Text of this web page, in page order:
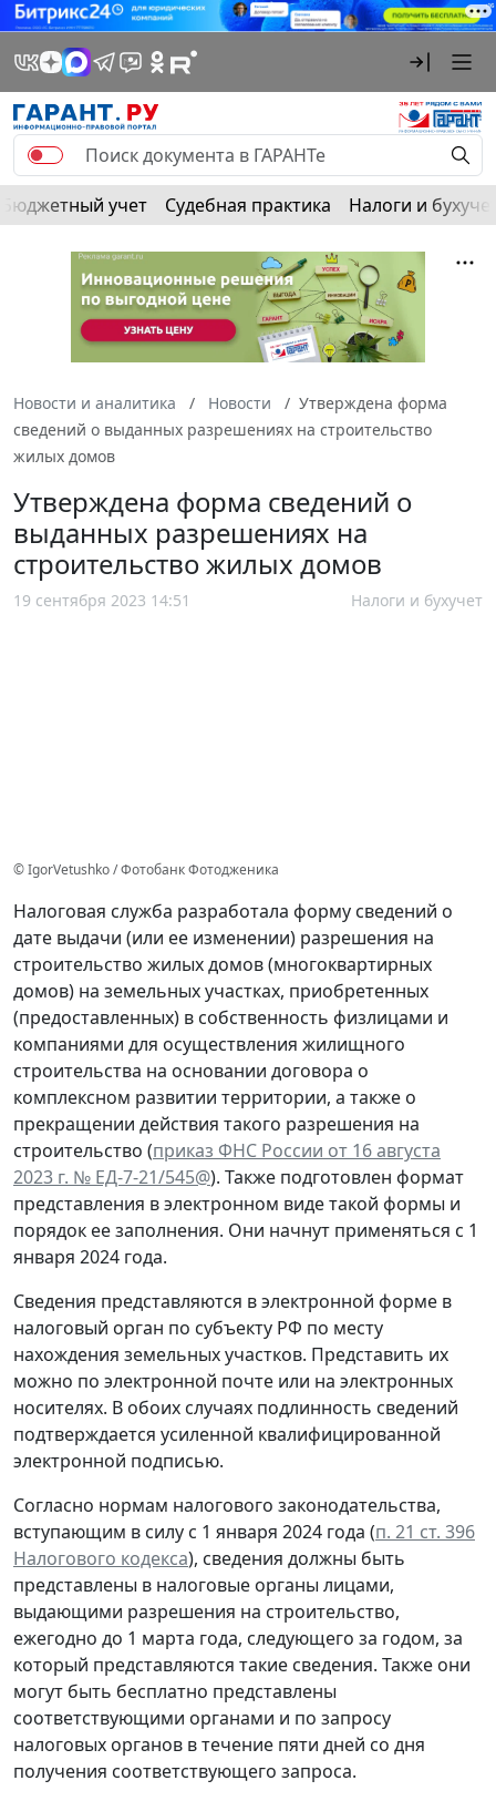
Бюджетный учет Судебная практика Налоги и
Новости и аналитика Новости
Утверждена форма
сведений о выданных разрешениях на строительство
жилых домов
Утверждена форма сведений о
выданных разрешениях на
строительство жилых домов
19 сентября 2023 14:51 Налоги и бухучет
© IgorVetushko / Фотобанк Фотодженика
Налоговая служба разработала форму сведений о
дате выдачи (или ее изменении) разрешения на
строительство жилых домов (многоквартирных
домов) на земельных участках, приобретенных
(предоставленных) в собственность физлицами и
компаниями для осуществления жилищного
строительства на основании договора о
комплексном развитии территории, а также о
прекращении действия такого разрешения на
строительство (приказ ФНС России от 16 августа
2023 г. № ЕД-7-21/545@). Также подготовлен формат
представления в электронном виде такой формы и
порядок ее заполнения. Они начнут применяться с 1
января 2024 года.
Сведения представляются в электронной форме в
налоговый орган по субъекту РФ по месту
нахождения земельных участков. Представить их
можно по электронной почте или на электронных
носителях. В обоих случаях подлинность сведений
подтверждается усиленной квалифицированной
электронной подписью.
Согласно нормам налогового законодательства,
вступающим в силу с 1 января 2024 года (п. 21 ст. 396
Налогового кодекса), сведения должны быть
представлены в налоговые органы лицами,
выдающими разрешения на строительство,
ежегодно до 1 марта года, следующего за годом, за
который представляются такие сведения. Также они
могут быть бесплатно представлены
соответствующими органами и по запросу
налоговых органов в течение пяти дней со дня
получения соответствующего запроса.